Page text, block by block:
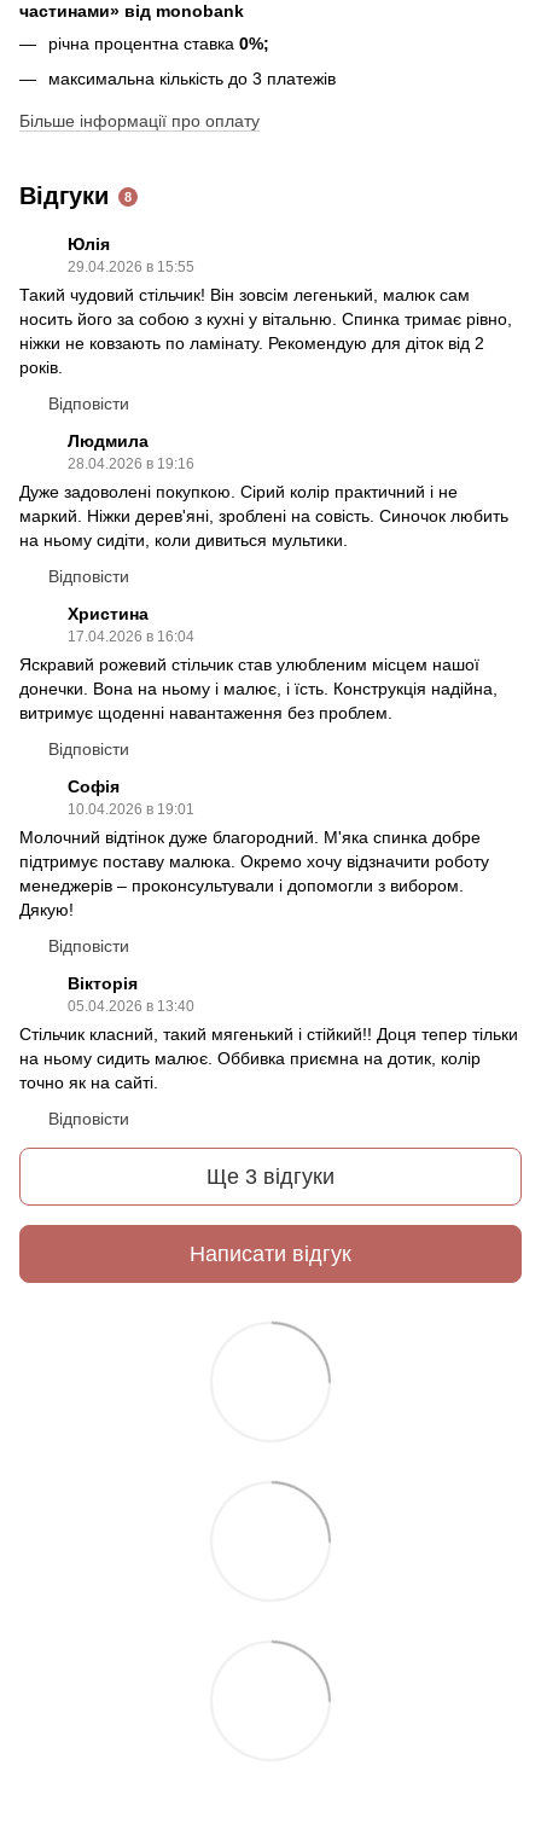
частинами» від monobank
річна процентна ставка 0%;
максимальна кількість до 3 платежів
Більше інформації про оплату
Відгуки 8
Юлія
29.04.2026 в 15:55
Такий чудовий стільчик! Він зовсім легенький, малюк сам
носить його за собою з кухні у вітальню. Спинка тримає рівно,
ніжки не ковзають по ламінату. Рекомендую для діток від 2
років.
Відповісти
Людмила
28.04.2026 в 19:16
Дуже задоволені покупкою. Сірий колір практичний і не
маркий. Ніжки дерев'яні, зроблені на совість. Синочок любить
на ньому сидіти, коли дивиться мультики.
Відповісти
Христина
17.04.2026 в 16:04
Яскравий рожевий стільчик став улюбленим місцем нашої
донечки. Вона на ньому і малює, і їсть. Конструкція надійна,
витримує щоденні навантаження без проблем.
Відповісти
Софія
10.04.2026 в 19:01
Молочний відтінок дуже благородний. М'яка спинка добре
підтримує поставу малюка. Окремо хочу відзначити роботу
менеджерів – проконсультували і допомогли з вибором.
Дякую!
Відповісти
Вікторія
05.04.2026 в 13:40
Стільчик класний, такий мягенький і стійкий!! Доця тепер тільки
на ньому сидить малює. Оббивка приємна на дотик, колір
точно як на сайті.
Відповісти
Ще 3 відгуки
Написати відгук